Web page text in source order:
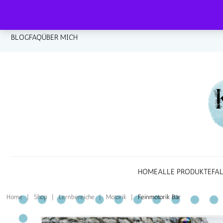
BLOGFAQÜBER MICH
HOMEALLE PRODUKTE
Home | Shop Lernbereiche | Motorik Feinmotorik Bär